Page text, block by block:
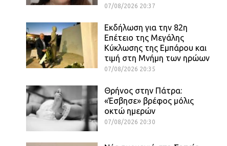
07/08/2026 20:37
Εκδήλωση για την 82η
Επέτειο της Μεγάλης
Κύκλωσης της Εμπάρου και
τιμή στη Μνήμη των ηρώων
07/08/2026 20:35
Θρήνος στην Πάτρα:
«Έσβησε» βρέφος μόλις
οκτώ ημερών
07/08/2026 20:30